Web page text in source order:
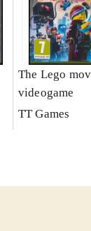
The Lego
videogame
TT Games